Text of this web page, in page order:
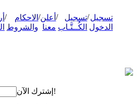
تسجيل
الدخول
/تسجيل
الكُــتَّـاب
/ أعلن
معنا
/ الاحكام
والشروط
/
إشترك الآن!